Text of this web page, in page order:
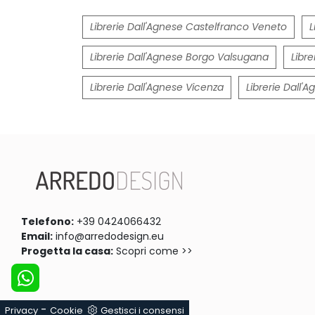
Librerie Dall'Agnese Castelfranco Veneto
Librerie Dall'Agnese Borgo Valsugana
Librerie Dall'Agnese Vicenza Librerie
Telefono: +39 0424066432
Email: info@arredodesign.eu
Progetta la casa: Scopri come >>
Privacy - Cookie Gestisci i consensi